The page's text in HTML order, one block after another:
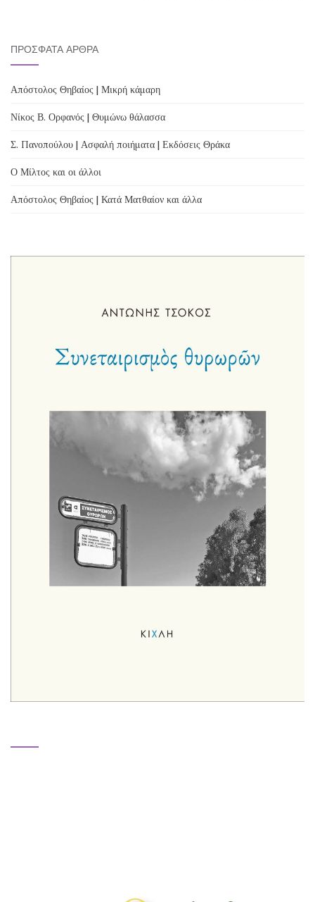
ΠΡΌΣΦΑΤΑ ΆΡΘΡΑ
Απόστολος Θηβαίος | Μικρή κάμαρη
Νίκος Β. Ορφανός | Θυμώνω θάλασσα
Σ. Πανοπούλου | Ασφαλή ποιήματα | Εκδόσεις Θράκα
Ο Μίλτος και οι άλλοι
Απόστολος Θηβαίος | Κατά Ματθαίον και άλλα